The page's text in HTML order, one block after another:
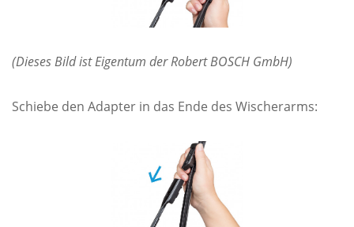
(Dieses Bild ist Eigentum der Robert BOSCH GmbH)
Schiebe den Adapter in das Ende des Wischerarms: